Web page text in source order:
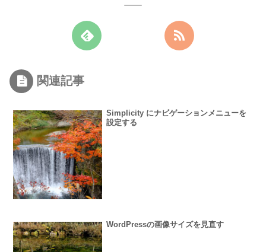
関連記事
Simplicity にナビゲーションメニューを
設定する
WordPressの画像サイズを見直す